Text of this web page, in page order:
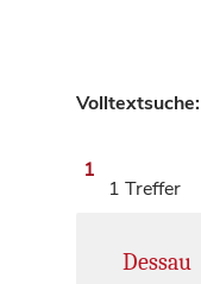
Volltextsuche:
1
1 Treffer
Dessau